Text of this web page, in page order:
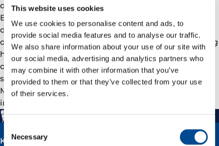
This website uses cookies
We use cookies to personalise content and ads, to
provide social media features and to analyse our traffic.
We also share information about your use of our site with
our social media, advertising and analytics partners who
may combine it with other information that you’ve
provided to them or that they’ve collected from your use
of their services.
Selection
Necessary
direktør Sjur Knudsen. I lys av økt aktivitet i
Barentshavet ønsker operatørselskapene å styrke
oljevernberedskapen i regionen. Goliat blir det første
oljefeltet som kommer i produksjon i Barentshavet og
har dannet en bærebjelke for oljevernberedskapen i
området, både til havs og kystnært. Siste element i
styrkingen er etableringen av depoter i Hasvik og
Måsøy for oljevern- og beredskapsmateriell, for
innsats i kystnære områder.
Kontakt